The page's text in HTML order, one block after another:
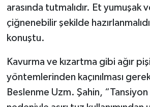
arasında tutmalıdır. Et yumuşak
çiğnenebilir şekilde
konuştu.
Kavurma ve kızartma gibi ağır
yöntemlerinden kaçınılması
Beslenme Uzm. Şahin,